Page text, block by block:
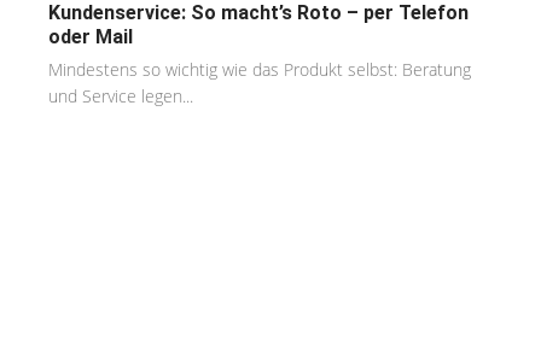
Kundenservice: So macht’s Roto – per Telefon
oder Mail
Mindestens so wichtig wie das Produkt selbst: Beratung
und Service legen...